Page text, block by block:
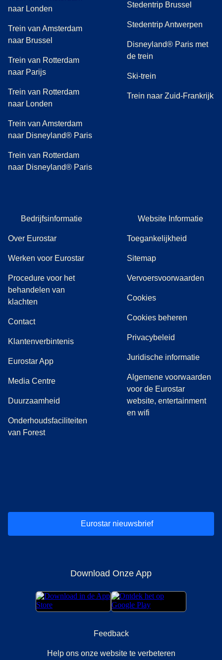
naar Londen
Trein van Amsterdam
naar Brussel
Trein van Rotterdam
naar Parijs
Trein van Rotterdam
naar Londen
Trein van Amsterdam
naar Disneyland® Paris
Trein van Rotterdam
naar Disneyland® Paris
Stedentrip Brussel
Stedentrip Antwerpen
Disneyland® Paris met
de trein
Ski-trein
Trein naar Zuid-Frankrijk
Bedrijfsinformatie
Over Eurostar
Werken voor Eurostar
Procedure voor het
behandelen van
klachten
Contact
Klantenverbintenis
Eurostar App
Media Centre( opent in een nieuwe tab)
Duurzaamheid
Onderhoudsfaciliteiten
van Forest
Website Informatie
Toegankelijkheid
Sitemap
Vervoersvoorwaarden
Cookies
Cookies beheren
Privacybeleid
Juridische informatie
Algemene voorwaarden
voor de Eurostar
website, entertainment
en wifi
Eurostar nieuwsbrief
Download Onze App
Feedback
Help ons onze website te verbeteren